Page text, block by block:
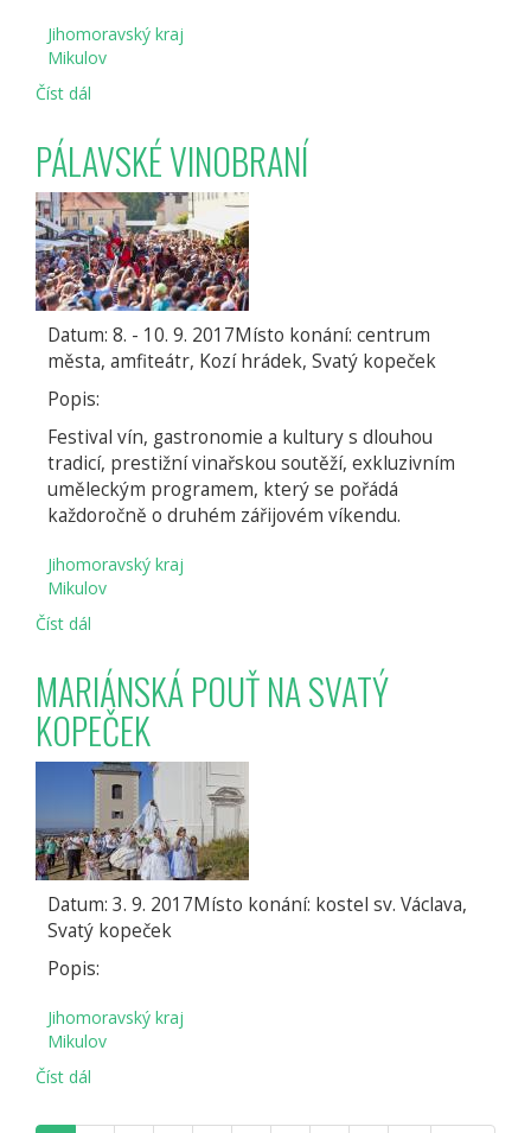
Jihomoravský kraj
Mikulov
Číst dál
KULTURY
PÁLAVSKÉ VINOBRANÍ
Datum: 8. - 10. 9. 2017Místo konání: centrum
města, amfiteátr, Kozí hrádek, Svatý kopeček
Popis:
Festival vín, gastronomie a kultury s dlouhou
tradicí, prestižní vinařskou soutěží, exkluzivním
uměleckým programem, který se pořádá
každoročně o druhém zářijovém víkendu.
Jihomoravský kraj
Mikulov
Číst dál
MARIÁNSKÁ POUŤ NA SVATÝ
KOPEČEK
Datum: 3. 9. 2017Místo konání: kostel sv. Václava,
Svatý kopeček
Popis:
Jihomoravský kraj
Mikulov
Číst dál
NA